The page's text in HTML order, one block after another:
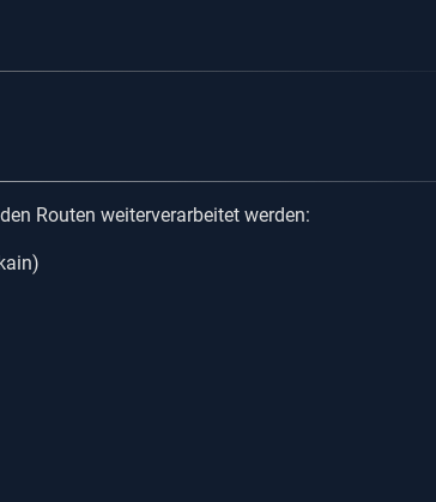
Routen weiterverarbeitet werden: